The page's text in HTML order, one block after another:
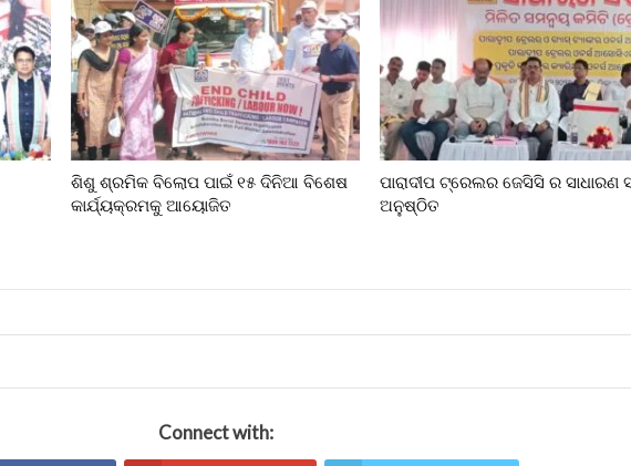
ଶିଶୁ ଶ୍ରମିକ ବିଲୋପ ପାଇଁ ୧୫ ଦିନିଆ ବିଶେଷ
କାର୍ଯ୍ୟକ୍ରମକୁ ଆୟୋଜିତ
ପାରାଦୀପ ଟ୍ରେଲର ଜେସିସି ର ସାଧାରଣ
ଅନୁଷ୍ଠିତ
Connect with: